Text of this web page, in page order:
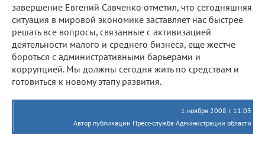
завершение Евгений Савченко отметил, что сегодняшняя
ситуация в мировой экономике заставляет нас быстрее
решать все вопросы, связанные с активизацией
деятельности малого и среднего бизнеса, еще жестче
бороться с административными барьерами и
коррупцией. Мы должны сегодня жить по средствам и
готовиться к новому этапу развития.
1 ноября 2008 г. 11:03
Автор публикации Пресс-служба Администрации области